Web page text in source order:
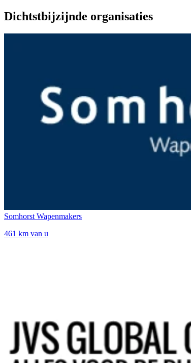
Dichtstbijzijnde organisaties
Somhorst Wapenmakers
461 km van u